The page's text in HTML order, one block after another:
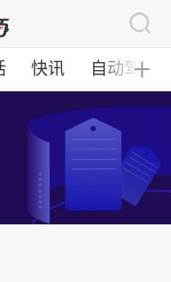
快讯 自动驾驶
╋